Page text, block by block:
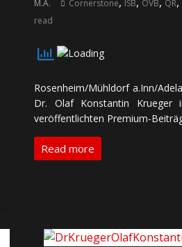
M.A.
Cornerstone ISB OVB QR
read
Rosenheim/Mühldorf a.Inn/
Dr. Olaf Konstantin Krueger
veröffentlichten Premium-
Read more